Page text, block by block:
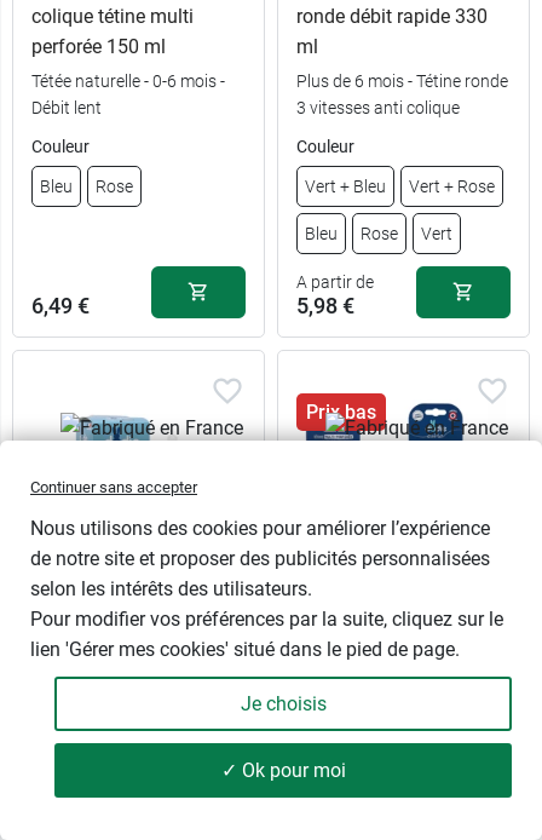
52 produits FILTRER
M (Lait
infantile)
céréales)
4,89 €
colique tétine multi
perforée 150 ml
Tétée naturelle - 0-6 mois -
Débit lent
Couleur
Bleu Rose
6,49 €
ronde débit rapide 330
ml
Plus de 6 mois - Tétine ronde
3 vitesses anti colique
Couleur
Vert + Bleu Vert + Rose
Bleu Rose Vert
A partir de
5,98 €
Vert + Bleu 12,99 €
Dodie Biberon Tétine
0 - 6 mois - Tétine ronde 3
Couleur
Prix bas
Dodie Tétine multi
perforée anti colique
Tétée naturelle - Avec bague
de serrage intégrée
Débit
Continuer sans accepter
Nous utilisons des cookies pour améliorer l’expérience
de notre site et proposer des publicités personnalisées
selon les intérêts des utilisateurs.
Pour modifier vos préférences par la suite, cliquez sur le
lien 'Gérer mes cookies' situé dans le pied de page.
Je choisis
✓ Ok pour moi